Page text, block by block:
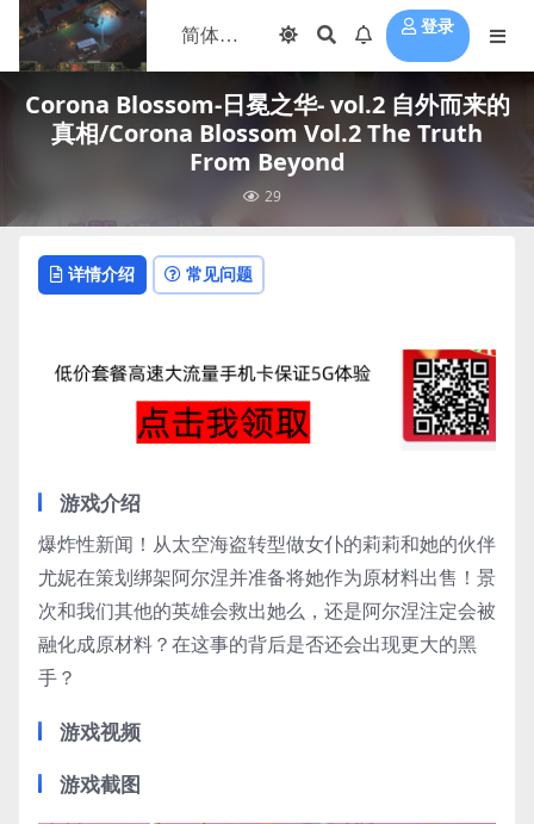
登录
Corona Blossom-日冕之华- vol.2 自外而来的
真相/Corona Blossom Vol.2 The Truth
From Beyond
29
详情介绍 常见问题
游戏介绍
爆炸性新闻！从太空海盗转型做女仆的莉莉和她的伙伴
尤妮在策划绑架阿尔涅并准备将她作为原材料出售！景
次和我们其他的英雄会救出她么，还是阿尔涅注定会被
融化成原材料？在这事的背后是否还会出现更大的黑
手？
游戏视频
游戏截图